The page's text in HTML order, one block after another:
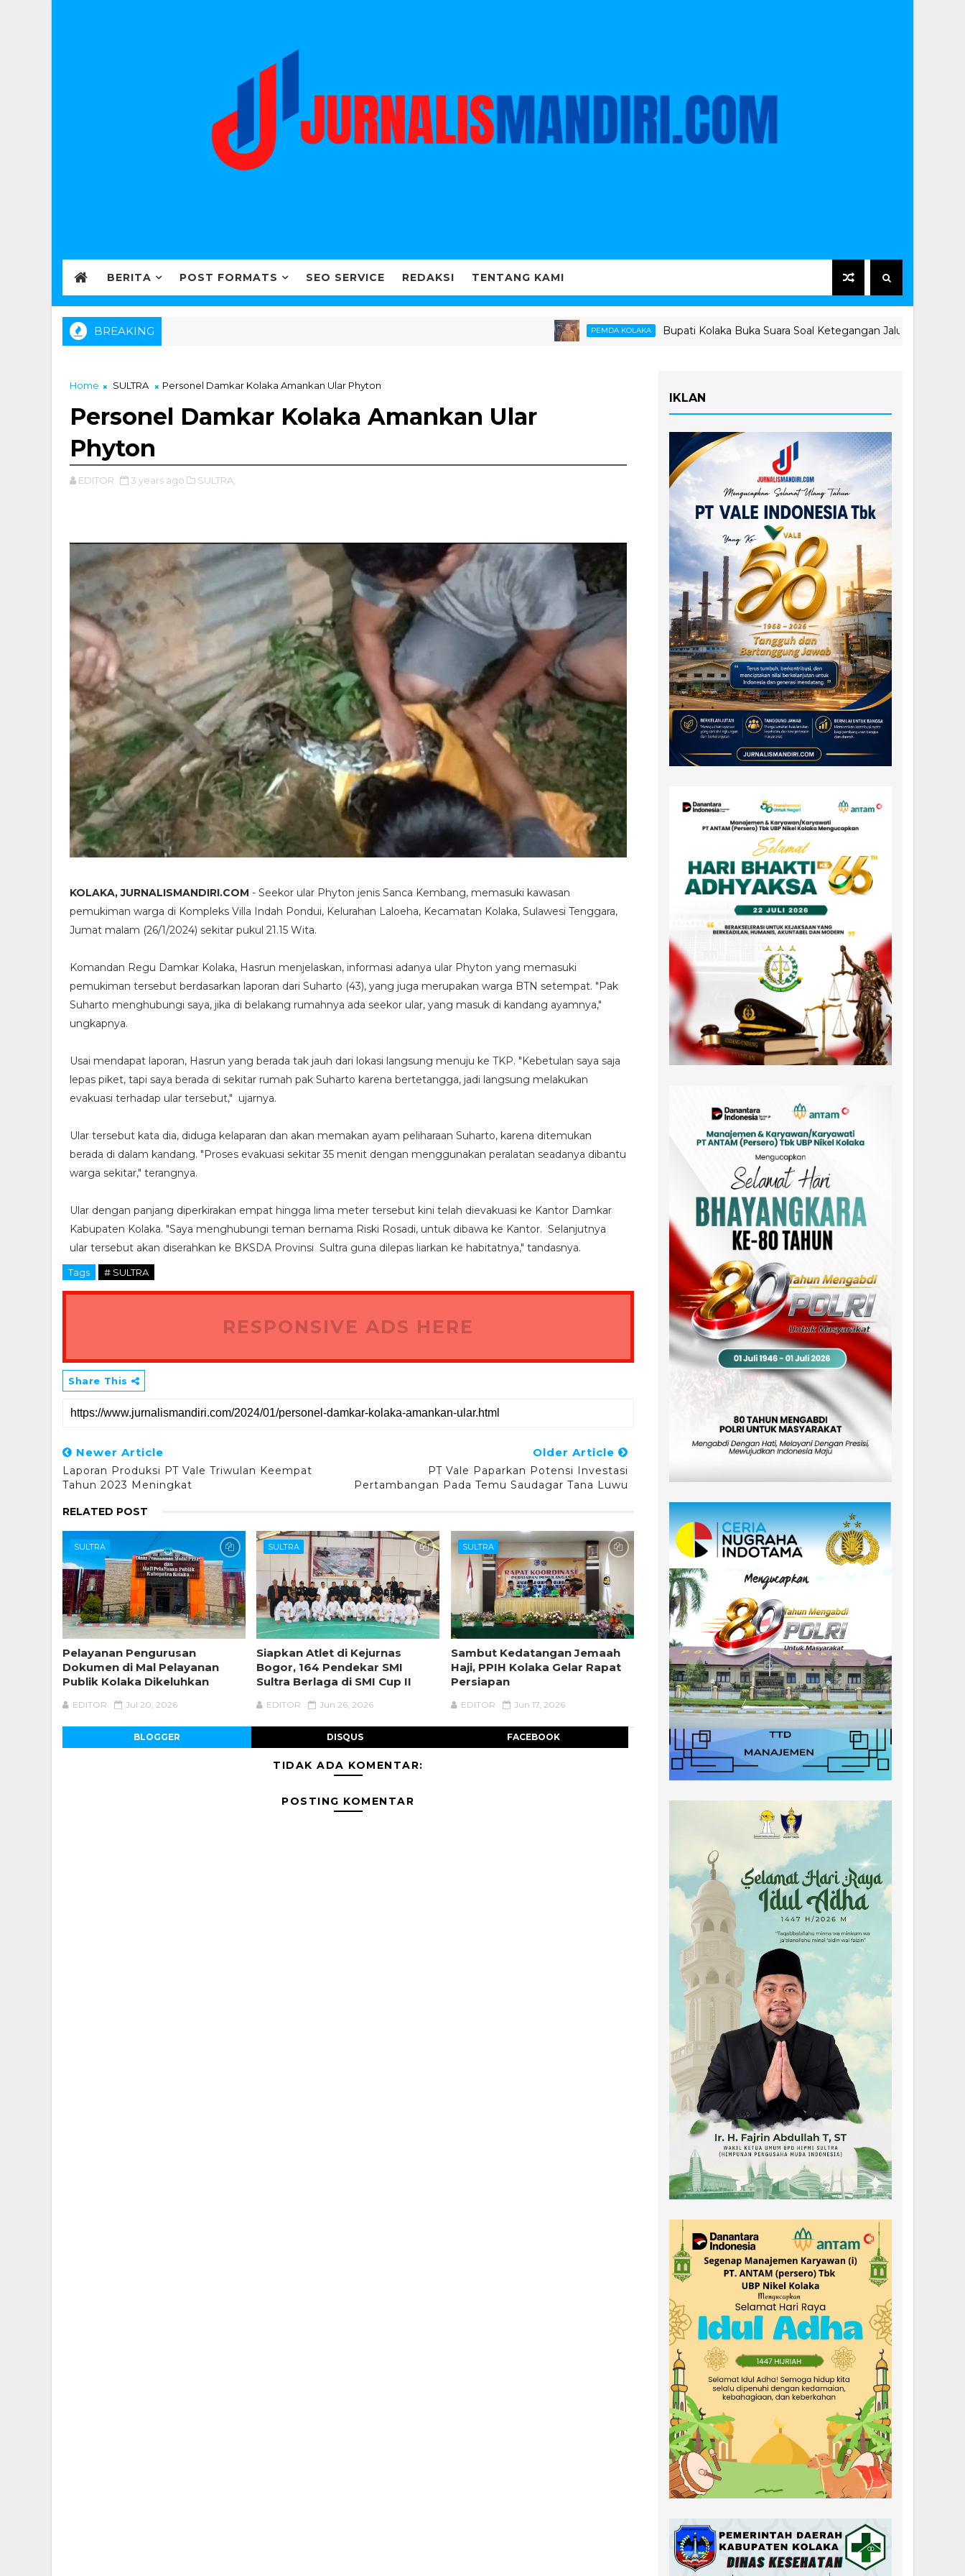
BERITA POST FORMATS SEO SERVICE REDAKSI TENTANG KAMI
BREAKING PEMDA KOLAKA Bupati Kolaka Buka Suara Soal Ketegangan Jalur Hauling Pomalaa
Home SULTRA Personel Damkar Kolaka Amankan Ular Phyton
Personel Damkar Kolaka Amankan Ular
Phyton
EDITOR 3 years ago SULTRA,
KOLAKA, JURNALISMANDIRI.COM - Seekor ular Phyton jenis Sanca Kembang, memasuki kawasan
pemukiman warga di Kompleks Villa Indah Pondui, Kelurahan Laloeha, Kecamatan Kolaka, Sulawesi Tenggara,
Jumat malam (26/1/2024) sekitar pukul 21.15 Wita.
Komandan Regu Damkar Kolaka, Hasrun menjelaskan, informasi adanya ular Phyton yang memasuki
pemukiman tersebut berdasarkan laporan dari Suharto (43), yang juga merupakan warga BTN setempat. "Pak
Suharto menghubungi saya, jika di belakang rumahnya ada seekor ular, yang masuk di kandang ayamnya,"
ungkapnya.
Usai mendapat laporan, Hasrun yang berada tak jauh dari lokasi langsung menuju ke TKP. "Kebetulan saya saja
lepas piket, tapi saya berada di sekitar rumah pak Suharto karena bertetangga, jadi langsung melakukan
evakuasi terhadap ular tersebut," ujarnya.
Ular tersebut kata dia, diduga kelaparan dan akan memakan ayam peliharaan Suharto, karena ditemukan
berada di dalam kandang. "Proses evakuasi sekitar 35 menit dengan menggunakan peralatan seadanya dibantu
warga sekitar," terangnya.
Ular dengan panjang diperkirakan empat hingga lima meter tersebut kini telah dievakuasi ke Kantor Damkar
Kabupaten Kolaka. "Saya menghubungi teman bernama Riski Rosadi, untuk dibawa ke Kantor. Selanjutnya
ular tersebut akan diserahkan ke BKSDA Provinsi Sultra guna dilepas liarkan ke habitatnya," tandasnya.
Tags # SULTRA
RESPONSIVE ADS HERE
Share This
Newer Article
Laporan Produksi PT Vale Triwulan Keempat
Tahun 2023 Meningkat
Older Article
PT Vale Paparkan Potensi Investasi
Pertambangan Pada Temu Saudagar Tana Luwu
RELATED POST
SULTRA
Pelayanan Pengurusan
Dokumen di Mal Pelayanan
Publik Kolaka Dikeluhkan
EDITOR Jul 20, 2026
SULTRA
Siapkan Atlet di Kejurnas
Bogor, 164 Pendekar SMI
Sultra Berlaga di SMI Cup II
EDITOR Jun 26, 2026
SULTRA
Sambut Kedatangan Jemaah
Haji, PPIH Kolaka Gelar Rapat
Persiapan
EDITOR Jun 17, 2026
BLOGGER DISQUS FACEBOOK
TIDAK ADA KOMENTAR:
POSTING KOMENTAR
IKLAN